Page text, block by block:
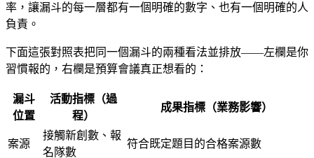
率，讓漏斗的每一層都有一個明確的數字、也有一個明確的人
負責。
下面這張對照表把同一個漏斗的兩種看法並排放——左欄是你
習慣報的，右欄是預算會議真正想看的：
漏斗
位置
活動指標（過
程）
成果指標（業務影響）
案源
接觸新創數、報
名隊數
符合既定題目的合格案源數